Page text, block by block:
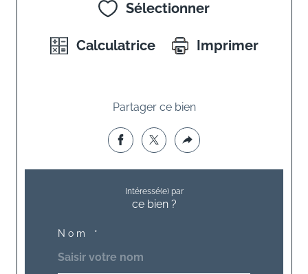
Sélectionner
Calculatrice Imprimer
Partager ce bien
Intéressé(e) par
ce bien ?
Nom *